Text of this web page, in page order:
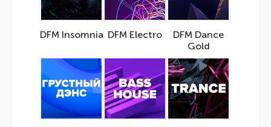
DFM Insomnia DFM Electro
DFM Dance
Gold